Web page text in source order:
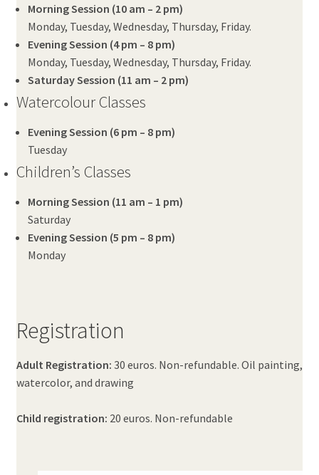
Morning Session (10 am – 2 pm)
Monday, Tuesday, Wednesday, Thursday, Friday.
Evening Session (4 pm – 8 pm)
Monday, Tuesday, Wednesday, Thursday, Friday.
Saturday Session (11 am – 2 pm)
Watercolour Classes
Evening Session (6 pm – 8 pm)
Tuesday
Children’s Classes
Morning Session (11 am – 1 pm)
Saturday
Evening Session (5 pm – 8 pm)
Monday
Registration
Adult Registration: 30 euros. Non-refundable. Oil painting,
watercolor, and drawing
Child registration: 20 euros. Non-refundable